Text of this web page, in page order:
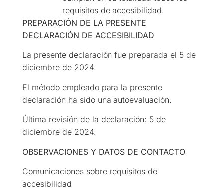
requisitos de accesibilidad.
PREPARACIÓN DE LA PRESENTE
DECLARACIÓN DE ACCESIBILIDAD
La presente declaración fue preparada el 5 de
diciembre de 2024.
El método empleado para la presente
declaración ha sido una autoevaluación.
Última revisión de la declaración: 5 de
diciembre de 2024.
OBSERVACIONES Y DATOS DE CONTACTO
Comunicaciones sobre requisitos de
accesibilidad